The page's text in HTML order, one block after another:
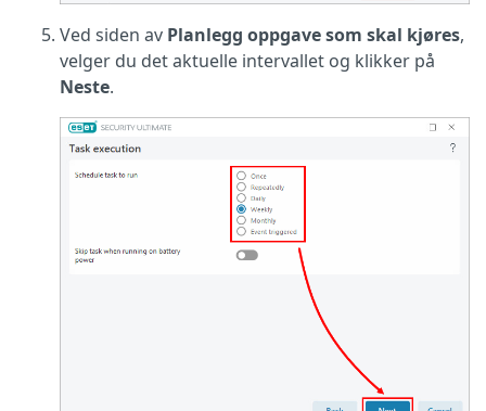
Ved siden av Planlegg oppgave som skal kjøres,
velger du det aktuelle intervallet og klikker på
Neste.